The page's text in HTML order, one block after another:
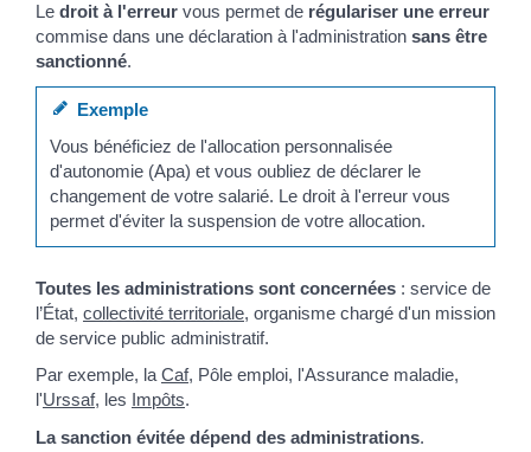
Le droit à l'erreur vous permet de régulariser une erreur
commise dans une déclaration à l'administration sans être
sanctionné.
Exemple
Vous bénéficiez de l'allocation personnalisée
d'autonomie (Apa) et vous oubliez de déclarer le
changement de votre salarié. Le droit à l'erreur vous
permet d'éviter la suspension de votre allocation.
Toutes les administrations sont concernées : service de
l’État, collectivité territoriale, organisme chargé d'un mission
de service public administratif.
Par exemple, laCaf, Pôle emploi, l'Assurance maladie,
l'Urssaf, les Impôts.
La sanction évitée dépend des administrations.